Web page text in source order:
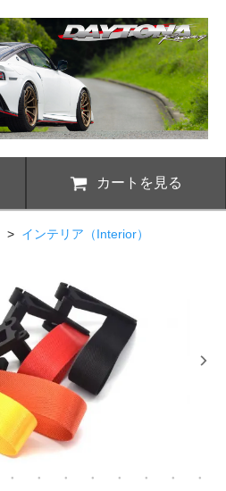
カートを見る
> インテリア（Interior）